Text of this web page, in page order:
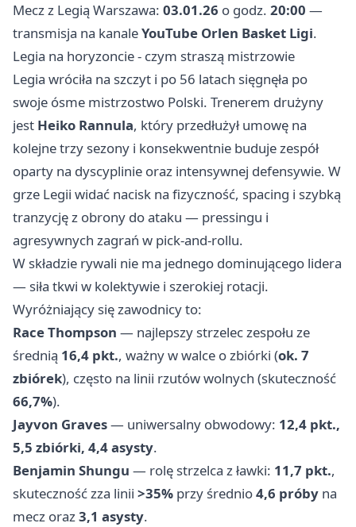
Mecz z Legią Warszawa: 03.01.26 o godz. 20:00 —
transmisja na kanaleYouTube Orlen Basket Ligi.
Legia na horyzoncie - czym straszą mistrzowie
Legia wróciła na szczyt i po 56 latach sięgnęła po
swoje ósme mistrzostwo Polski. Trenerem drużyny
jest Heiko Rannula, który przedłużył umowę na
kolejne trzy sezony i konsekwentnie buduje zespół
oparty na dyscyplinie oraz intensywnej defensywie. W
grze Legii widać nacisk na fizyczność, spacing i szybką
tranzycję z obrony do ataku — pressingu i
agresywnych zagrań w pick‑and‑rollu.
W składzie rywali nie ma jednego dominującego lidera
— siła tkwi w kolektywie i szerokiej rotacji.
Wyróżniający się zawodnicy to:
Race Thompson — najlepszy strzelec zespołu ze
średnią 16,4 pkt., ważny w walce o zbiórki (ok. 7
zbiórek), często na linii rzutów wolnych (skuteczność
66,7%).
Jayvon Graves— uniwersalny obwodowy: 12,4 pkt.,
5,5 zbiórki, 4,4 asysty.
Benjamin Shungu — rolę strzelca z ławki: 11,7 pkt.,
skuteczność zza linii >35% przy średnio4,6 próby na
mecz oraz3,1 asysty.